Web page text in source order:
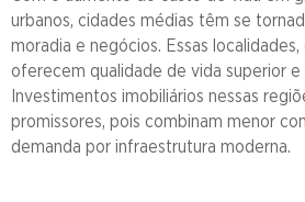
urbanos, cidades médias têm se
moradia e negócios. Essas
oferecem qualidade de vida superior e
Investimentos imobiliários nessas
promissores, pois combinam menor
demanda por infraestrutura moderna.